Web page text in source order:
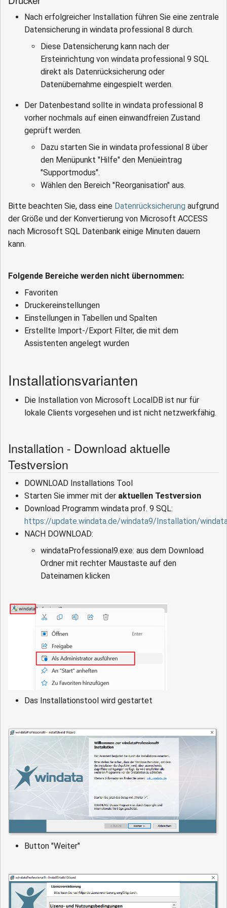
Nach erfolgreicher Installation führen Sie eine zentrale
Datensicherung in windata professional 8 durch.
Diese Datensicherung kann nach der
Ersteinrichtung von windata professional 9 SQL
direkt als Datenrücksicherung oder
Datenübernahme eingespielt werden.
Der Datenbestand sollte in windata professional 8
vorher nochmals auf einen einwandfreien Zustand
geprüft werden.
Dazu starten Sie in windata professional 8 über
den Menüpunkt "Hilfe" den Menüeintrag
"Supportmodus".
Wählen den Bereich "Reorganisation" aus.
Bitte beachten Sie, dass eine Datenrücksicherung aufgrund
der Größe und der Konvertierung von Microsoft ACCESS
nach Microsoft SQL Datenbank einige Minuten dauern
kann.
Folgende Bereiche werden nicht übernommen:
Favoriten
Druckereinstellungen
Einstellungen in Tabellen und Spalten
Erstellte Import-/Export Filter, die mit dem
Assistenten angelegt wurden
Installationsvarianten
Die Installation von Microsoft LocalDB ist nur für
lokale Clients vorgesehen und ist nicht netzwerkfähig.
Installation - Download aktuelle
Testversion
DOWNLOAD Installations Tool
Starten Sie immer mit der aktuellen Testversion
Download Programm windata prof. 9 SQL:
https://update.windata.de/windata9/Installation/
NACH DOWNLOAD:
windataProfessional9.exe: aus dem Download
Ordner mit rechter Maustaste auf den
Dateinamen klicken
Das Installationstool wird gestartet
Button "Weiter"